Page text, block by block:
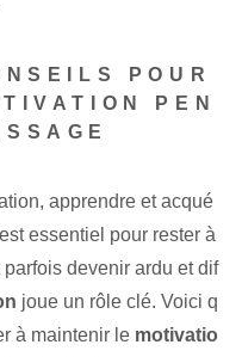
POUR
PEN
apprendre et acqué
essentiel pour rester à
devenir ardu et dif
joue un rôle clé. Voici q
à maintenir le⁣ motivatio